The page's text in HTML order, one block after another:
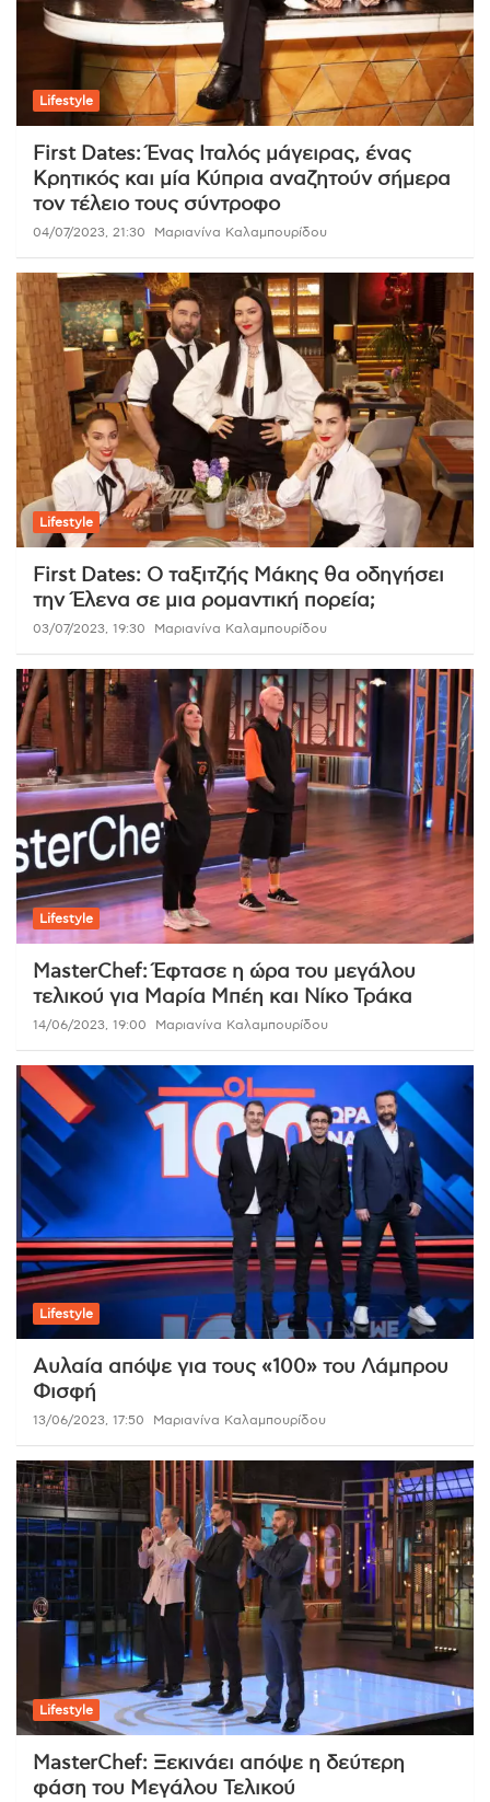
Lifestyle
First Dates: Ένας Ιταλός μάγειρας, ένας
Κρητικός και μία Κύπρια αναζητούν σήμερα
τον τέλειο τους σύντροφο
04/07/2023, 21:30 Μαριανίνα Καλαμπουρίδου
Lifestyle
First Dates: Ο ταξιτζής Μάκης θα οδηγήσει
την Έλενα σε μια ρομαντική πορεία;
03/07/2023, 19:30 Μαριανίνα Καλαμπουρίδου
Lifestyle
MasterChef: Έφτασε η ώρα του μεγάλου
τελικού για Μαρία Μπέη και Νίκο Τράκα
14/06/2023, 19:00 Μαριανίνα Καλαμπουρίδου
Lifestyle
Αυλαία απόψε για τους «100» του Λάμπρου
Φισφή
13/06/2023, 17:50 Μαριανίνα Καλαμπουρίδου
Lifestyle
MasterChef: Ξεκινάει απόψε η δεύτερη
φάση του Μεγάλου Τελικού